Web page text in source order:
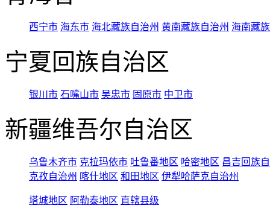
西宁市 海东市 海北藏族自治州 黄南藏族自治州 海南藏
宁夏回族自治区
银川市 石嘴山市 吴忠市 固原市 中卫市
新疆维吾尔自治区
乌鲁木齐市 克拉玛依市 吐鲁番地区 哈密地区 昌吉回族
克孜自治州 喀什地区 和田地区 伊犁哈萨克自治州
塔城地区 阿勒泰地区 直辖县级